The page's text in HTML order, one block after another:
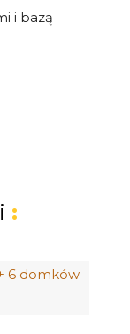
i bazą
i
zakupie.
: